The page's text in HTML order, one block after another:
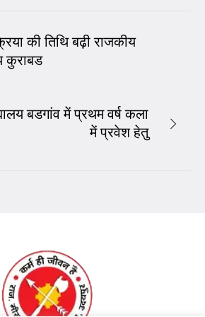
की तिथि बढ़ी राजकीय
कुराबड
बडगांव में प्रथम वर्ष कला
में प्रवेश हेतु